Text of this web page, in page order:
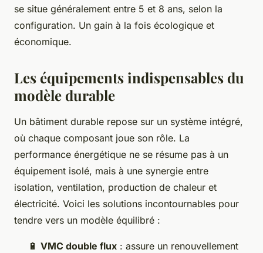
se situe généralement entre 5 et 8 ans, selon la
configuration. Un gain à la fois écologique et
économique.
Les équipements indispensables du
modèle durable
Un bâtiment durable repose sur un système intégré,
où chaque composant joue son rôle. La
performance énergétique ne se résume pas à un
équipement isolé, mais à une synergie entre
isolation, ventilation, production de chaleur et
électricité. Voici les solutions incontournables pour
tendre vers un modèle équilibré :
🔋 VMC double flux : assure un renouvellement